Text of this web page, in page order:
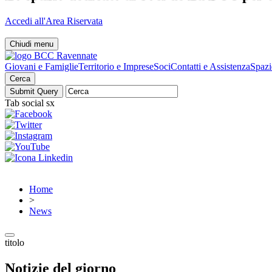
Accedi all'Area Riservata
Chiudi menu
Giovani e FamiglieTerritorio e ImpreseSociContatti e Assistenza
Cerca
Tab social sx
Home
>
News
titolo
Notizie del giorno